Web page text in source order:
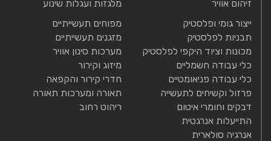
זיהום אוויר
מלגזות ועגלות שינוע
ייצור גומי ופלסטיק
תבניות לפלסטיק
מכונות וציוד היקפי לפלסטיק
כלי עבודה חשמליים
כלי עבודה פניאומטיים
פרזול וקשיחים לתעשייה
דבקים וחומרי איטום
התייעלות אנרגטית
אנרגיה סולארית
מפוחים תעשייתיים
מזגנים תעשייתיים
מערכות סינון אוויר
מיזוג וקירור
חדרי קירור והקפאה
תאורה ומערכות תאורה
ריהוט רחוב